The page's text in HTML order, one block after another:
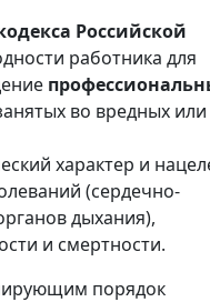
Российской
работника для
во вредных или
характер и
(сердечно-
дыхания),
и смертности.
порядок